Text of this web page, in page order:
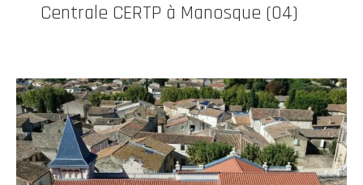
Centrale CERTP à Manosque (04)